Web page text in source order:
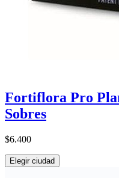
Fortiflora Pro
Sobres
$6.400
Elegir ciudad